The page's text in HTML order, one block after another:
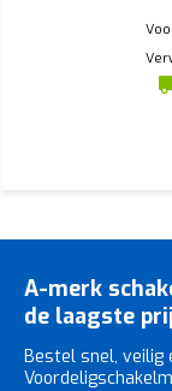
A-merk
de laagste
Bestel snel, veilig